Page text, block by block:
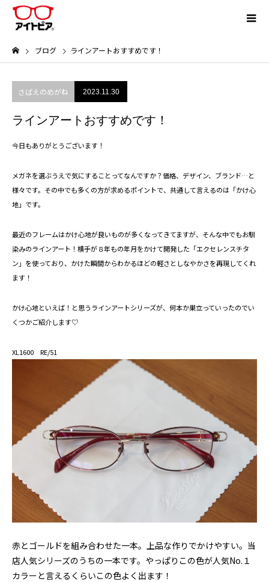
ブログ ラインアートおすすめです！
さばえのめがね 2023.11.30
ラインアートおすすめです！
今日もありがとうございます！
メガネを選ぶうえで気にすることってなんですか？価格、デザイン、ブランド…と
様々です。その中でも多くの方が求めるポイントで、共通して言えるのは「かけ心
地」です。
最近のフレームはかけ心地が良いものが多くなってきてますが、そんな中でもお馴
染みのラインアート！横手が８年もの年月をかけて開発した「エクセレンスチタ
ン」を使っており、かけた瞬間からわかるほどの軽さとしなやかさを再現してくれ
ます！
かけ心地といえば！と思うラインアートシリーズが、何本か巣立っていったのでい
くつかご紹介します♡
XL1600 RE/51
赤とゴールドを組み合わせた一本。上品な作りでかけやすい。当
店人気シリーズのうちの一本です。やっぱりこの色が人気No.１
カラーと言えるくらいこの色よく出ます！